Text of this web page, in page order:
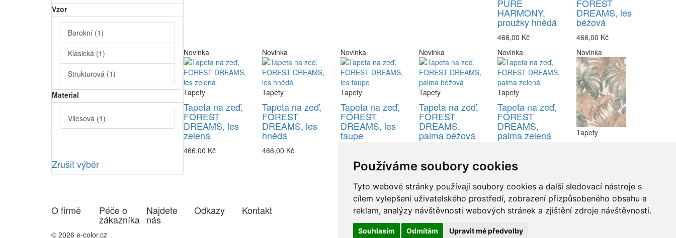
Používáme soubory cookies
Tyto webové stránky používají soubory cookies a další sledovací nástroje s
cílem vylepšení uživatelského prostředí, zobrazení přizpůsobeného obsahu a
reklam, analýzy návštěvnosti webových stránek a zjištění zdroje návštěvnosti.
Souhlasím Odmítám Upravit mé předvolby
Vzor
Barokní (1)
Klasická (1)
Strukturová (1)
Material
Vliesová (1)
Zrušit výběr
PURE
HARMONY,
proužky hnědá
466,00 Kč
FOREST
DREAMS, les
béžová
466,00 Kč
Novinka
Tapety
Tapeta na zeď,
FOREST
DREAMS, les
zelená
466,00 Kč
Novinka
Tapety
Tapeta na zeď,
FOREST
DREAMS, les
hnědá
466,00 Kč
Novinka
Tapety
Tapeta na zeď,
FOREST
DREAMS, les
taupe
Novinka
Tapety
Tapeta na zeď,
FOREST
DREAMS,
palma béžová
Novinka
Tapety
Tapeta na zeď,
FOREST
DREAMS,
palma zelená
Novinka
Tapety
466,00 Kč
O firmě Péče o
zákazníka
Najdete
nás
Odkazy Kontakt
© 2026 e-color.cz